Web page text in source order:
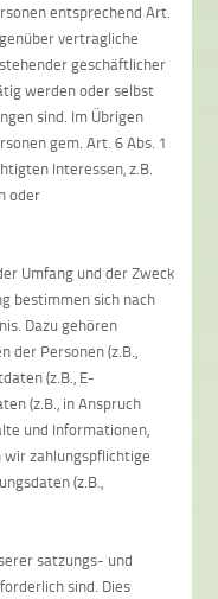
entsprechend Art.
vertragliche
geschäftlicher
werden oder selbst
sind. Im Übrigen
gem. Art. 6 Abs. 1
Interessen, z.B.
oder
Umfang und der Zweck
bestimmen sich nach
Dazu gehören
der Personen (z.B.,
(z.B., E-
(z.B., in Anspruch
und Informationen,
wir zahlungspflichtige
(z.B.,
satzungs- und
sind. Dies